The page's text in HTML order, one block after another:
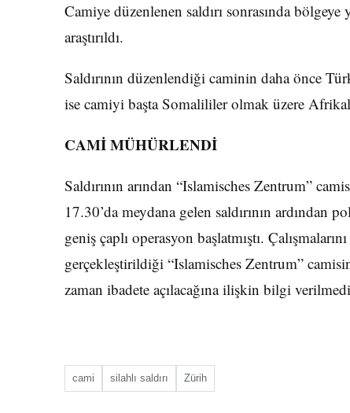
Camiye düzenlenen saldırı sonrasında
araştırıldı.
Saldırının düzenlendiği caminin daha önce
ise camiyi başta Somalililer olmak üzere
CAMİ MÜHÜRLENDİ
Saldırının arından “Islamisches Zentrum”
17.30’da meydana gelen saldırının ardından
geniş çaplı operasyon başlatmıştı.
gerçekleştirildiği “Islamisches Zentrum”
zaman ibadete açılacağına ilişkin bilgi
cami silahlı saldırı Zürih